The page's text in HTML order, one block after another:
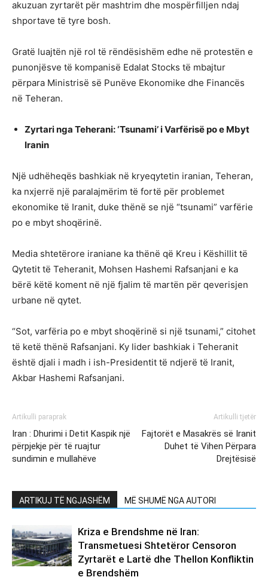
akuzuan zyrtarët për mashtrim dhe mospërfilljen ndaj
shportave të tyre bosh.
Gratë luajtën një rol të rëndësishëm edhe në protestën e
punonjësve të kompanisë Edalat Stocks të mbajtur
përpara Ministrisë së Punëve Ekonomike dhe Financës
në Teheran.
Zyrtari nga Teherani: ‘Tsunami’i Varfërisë po e Mbyt
Iranin
Një udhëheqës bashkiak në kryeqytetin iranian, Teheran,
ka nxjerrë një paralajmërim të fortë për problemet
ekonomike të Iranit, duke thënë se një “tsunami” varfërie
po e mbyt shoqërinë.
Media shtetërore iraniane ka thënë që Kreu i Këshillit të
Qytetit të Teheranit, Mohsen Hashemi Rafsanjani e ka
bërë këtë koment në një fjalim të martën për qeverisjen
urbane në qytet.
“Sot, varfëria po e mbyt shoqërinë si një tsunami,” citohet
të ketë thënë Rafsanjani. Ky lider bashkiak i Teheranit
është djali i madh i ish-Presidentit të ndjerë të Iranit,
Akbar Hashemi Rafsanjani.
Artikulli paraprak
Iran : Dhurimi i Detit Kaspik një
përpjekje për të ruajtur
sundimin e mullahëve
Artikulli tjetër
Fajtorët e Masakrës së Iranit
Duhet të Vihen Përpara
Drejtësisë
ARTIKUJ TË NGJASHËM MË SHUMË NGA AUTORI
Kriza e Brendshme në Iran:
Transmetuesi Shtetëror Censoron
Zyrtarët e Lartë dhe Thellon Konfliktin
e Brendshëm